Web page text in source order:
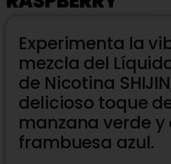
Experimenta la
mezcla del
de Nicotina
delicioso toque
manzana verde y
frambuesa azul.